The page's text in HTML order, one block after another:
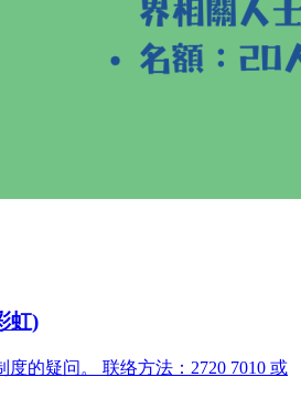
虹)
的疑问。 联络方法：2720 7010 或